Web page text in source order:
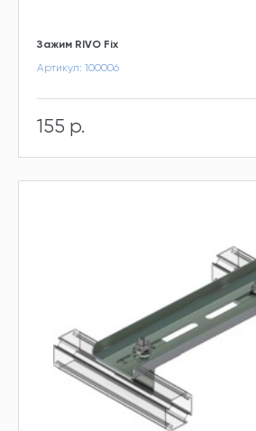
Зажим RIVO Fix
Артикул: 100006
155 р.